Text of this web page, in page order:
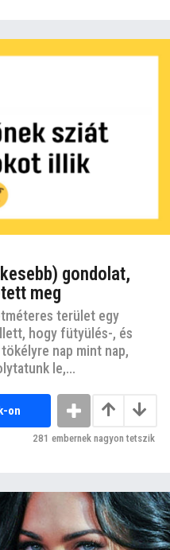
gondolat,
meg
terület egy
hogy fütyülés-, és
nap mint nap,
le,...
on
281 embernek nagyon tetszik